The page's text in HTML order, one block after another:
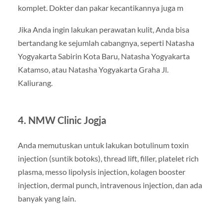
komplet. Dokter dan pakar kecantikannya juga m
Jika Anda ingin lakukan perawatan kulit, Anda bisa
bertandang ke sejumlah cabangnya, seperti Natasha
Yogyakarta Sabirin Kota Baru, Natasha Yogyakarta
Katamso, atau Natasha Yogyakarta Graha Jl.
Kaliurang.
4. NMW Clinic Jogja
Anda memutuskan untuk lakukan botulinum toxin
injection (suntik botoks), thread lift, filler, platelet rich
plasma, messo lipolysis injection, kolagen booster
injection, dermal punch, intravenous injection, dan ada
banyak yang lain.